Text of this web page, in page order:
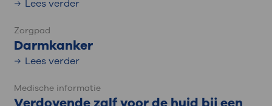
Lees verder
Zorgpad
Darmkanker
Lees verder
Medische informatie